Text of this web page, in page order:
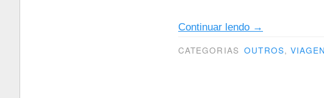
Continuar lendo “48
horas
→
CATEGORIAS OUTROS,